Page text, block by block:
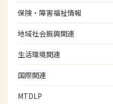
学会
学術誌
養成教育
生涯教育
研修会
協会認定資格試験・審査会
保険・障害福祉情報
医療保険情報
介護保険情報
児童福祉・障害福祉情報
地域社会振興関連
地域社会振興部地域事業支
地域社会振興部地域事業
地域社会振興部地域事業
班】
生活環境関連
生活環境・福祉用具支援
国際関連
国際関連
MTDLP